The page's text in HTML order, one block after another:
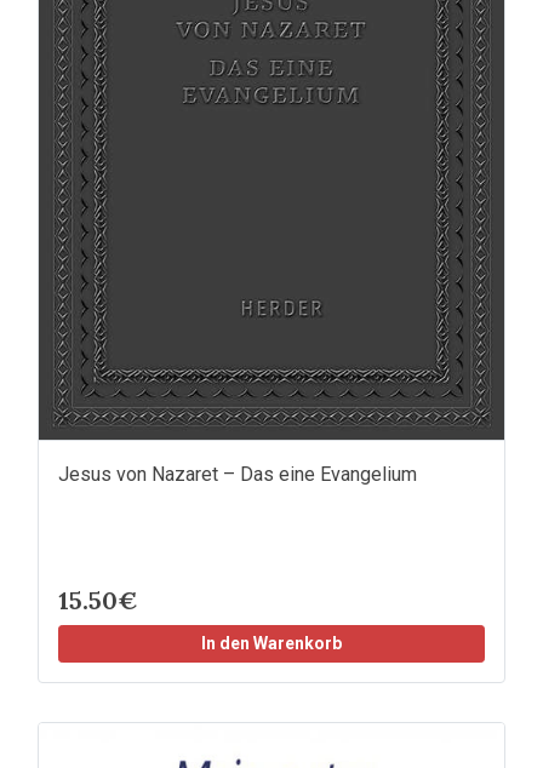
Jesus von Nazaret – Das eine Evangelium
15.50€
In den Warenkorb